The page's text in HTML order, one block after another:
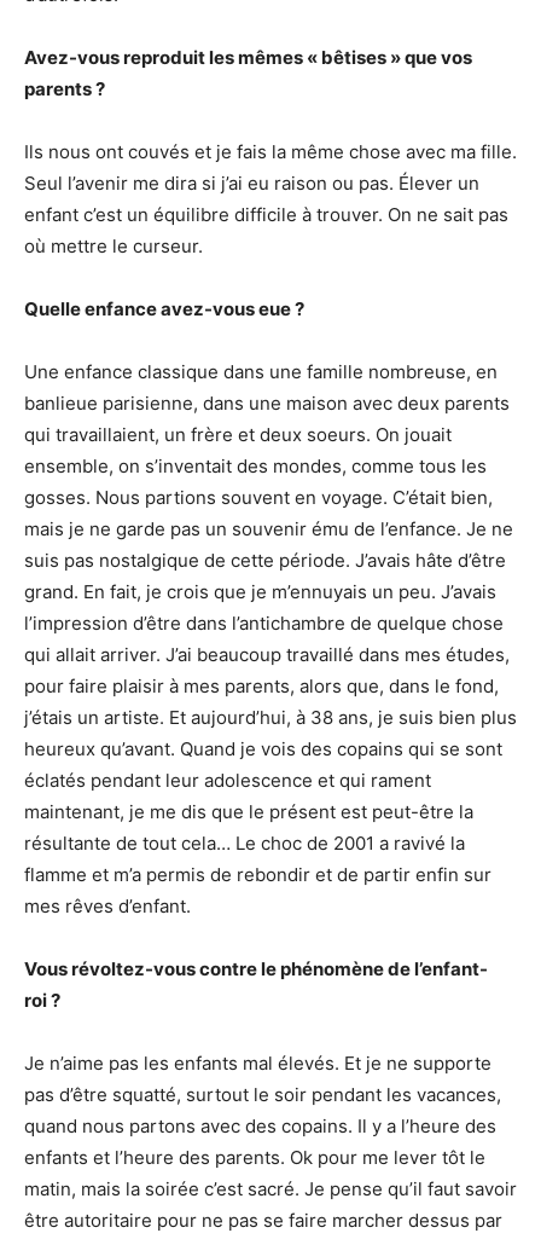
Avez-vous reproduit les mêmes « bêtises » que vos
parents ?
Ils nous ont couvés et je fais la même chose avec ma fille.
Seul l’avenir me dira si j’ai eu raison ou pas. Élever un
enfant c’est un équilibre difficile à trouver. On ne sait pas
où mettre le curseur.
Quelle enfance avez-vous eue ?
Une enfance classique dans une famille nombreuse, en
banlieue parisienne, dans une maison avec deux parents
qui travaillaient, un frère et deux soeurs. On jouait
ensemble, on s’inventait des mondes, comme tous les
gosses. Nous partions souvent en voyage. C’était bien,
mais je ne garde pas un souvenir ému de l’enfance. Je ne
suis pas nostalgique de cette période. J’avais hâte d’être
grand. En fait, je crois que je m’ennuyais un peu. J’avais
l’impression d’être dans l’antichambre de quelque chose
qui allait arriver. J’ai beaucoup travaillé dans mes études,
pour faire plaisir à mes parents, alors que, dans le fond,
j’étais un artiste. Et aujourd’hui, à 38 ans, je suis bien plus
heureux qu’avant. Quand je vois des copains qui se sont
éclatés pendant leur adolescence et qui rament
maintenant, je me dis que le présent est peut-être la
résultante de tout cela… Le choc de 2001 a ravivé la
flamme et m’a permis de rebondir et de partir enfin sur
mes rêves d’enfant.
Vous révoltez-vous contre le phénomène de l’enfant-
roi ?
Je n’aime pas les enfants mal élevés. Et je ne supporte
pas d’être squatté, surtout le soir pendant les vacances,
quand nous partons avec des copains. Il y a l’heure des
enfants et l’heure des parents. Ok pour me lever tôt le
matin, mais la soirée c’est sacré. Je pense qu’il faut savoir
être autoritaire pour ne pas se faire marcher dessus par